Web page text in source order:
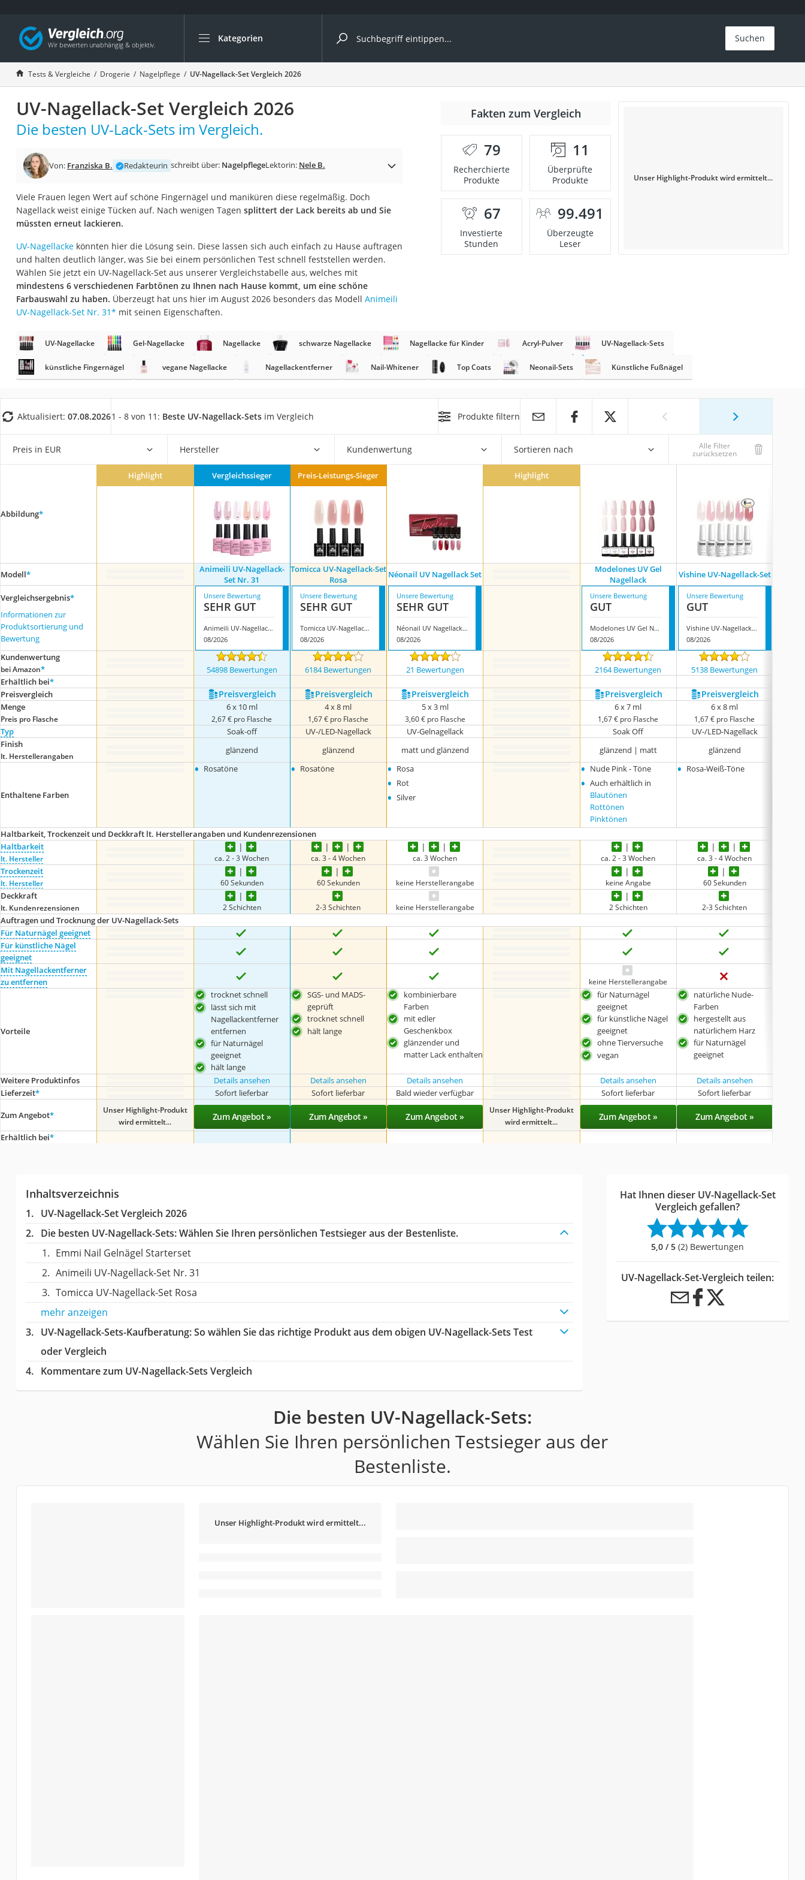
Kategorien
Die beliebtesten Vergleiche nach Kategorie
Drogerie
Inhalator
Haarschneider
Rollator
Braun Rasierer
Katzenklappe (Chip)
Masturbator
Massagepistole
Reisehaartrockner
Eiweißpulver
Magnesiumpräparat
Katzenklappe
Nackenmassagegerät
Zeckenschutz Katze
leichter Haartrockner
Schildkrötenhaus
Massagegerät
Service
Suchen
Tests & Vergleiche Drogerie Nagelpflege UV-Nagellack-Set Vergleich 2026
UV-Nagellack-Set Vergleich 2026
Die besten UV-Lack-Sets im Vergleich.
Von: Franziska B. Redakteurin schreibt über: NagelpflegeLektorin: Nele B.
Viele Frauen legen Wert auf schöne Fingernägel und maniküren diese regelmäßig. Doch
Nagellack weist einige Tücken auf. Nach wenigen Tagen splittert der Lack bereits ab und Sie
müssten erneut lackieren.
UV-Nagellackekönnten hier die Lösung sein. Diese lassen sich auch einfach zu Hause auftragen
und halten deutlich länger, was Sie bei einem persönlichen Test schnell feststellen werden.
Wählen Sie jetzt ein UV-Nagellack-Set aus unserer Vergleichstabelle aus, welches mit
mindestens 6 verschiedenen Farbtönen zu Ihnen nach Hause kommt, um eine schöne
Farbauswahl zu haben. Überzeugt hat uns hier im August 2026 besonders das Modell Animeili
UV-Nagellack-Set Nr. 31* mit seinen Eigenschaften.
Fakten zum Vergleich
79
Recherchierte
Produkte
11
Überprüfte
Produkte
67
Investierte
Stunden
99.491
Überzeugte
Leser
Unser Highlight-Produkt wird ermittelt...
UV-Nagellacke Gel-Nagellacke Nagellacke schwarze Nagellacke Nagellacke für Kinder Acryl-Pulver UV-Nagellack-Sets
künstliche Fingernägel vegane Nagellacke Nagellackentferner Nail-Whitener Top Coats Neonail-Sets Künstliche Fußnägel
Aktualisiert: 07.08.20261 - 8 von 11: Beste UV-Nagellack-Sets im Vergleich Produkte filtern
Preis in EUR Hersteller Kundenwertung Sortieren nach Alle Filter
zurücksetzen
Abbildung*
Highlight Vergleichssieger Preis-Leistungs-Sieger Highlight
Modell*
Animeili UV-Nagellack-
Set Nr. 31
Tomicca UV-Nagellack-Set
Rosa
Néonail UV Nagellack Set
Modelones UV Gel
Nagellack
Vishine UV-Nagellack-Set
Vergleichsergebnis*
Informationen zur
Produktsortierung und
Bewertung
Unsere Bewertung
SEHR GUT
Animeili UV-Nagellack-Set Nr. 31
08/2026
Unsere Bewertung
SEHR GUT
Tomicca UV-Nagellack-Set Rosa
08/2026
Unsere Bewertung
SEHR GUT
Néonail UV Nagellack Set
08/2026
Unsere Bewertung
GUT
Modelones UV Gel Nagellack
08/2026
Unsere Bewertung
GUT
Vishine UV-Nagellack-Set
08/2026
Kundenwertung
bei Amazon* 54898 Bewertungen 6184 Bewertungen 21 Bewertungen 2164 Bewertungen 5138 Bewertungen
Erhältlich bei*
Preis­vergleich
Preis­vergleich Preis­vergleich Preis­vergleich Preis­vergleich Preis­vergleich
Menge
Preis pro Flasche
6 x 10 ml
2,67 € pro Flasche
4 x 8 ml
1,67 € pro Flasche
5 x 3 ml
3,60 € pro Flasche
6 x 7 ml
1,67 € pro Flasche
6 x 8 ml
1,67 € pro Flasche
Typ Soak-off UV-/LED-Nagellack UV-Gelnagellack Soak Off
UV-/LED-Nagellack
Finish
lt. Herstellerangaben
glänzend glänzend matt und glänzend glänzend | matt glänzend
Enthaltene Farben
• Rosatöne • Rosatöne • Rosa
• Rot
• Silver
• Nude Pink - Töne
• Auch erhältlich in
Blautönen
Rottönen
Pinktönen
• Rosa-Weiß-Töne
Haltbarkeit, Trockenzeit und Deckkraft lt. Herstellerangaben und Kundenrezensionen
Haltbarkeit
lt. Hersteller ca. 2 - 3 Wochen ca. 3 - 4 Wochen ca. 3 Wochen ca. 2 - 3 Wochen ca. 3 - 4 Wochen
Trockenzeit
lt. Hersteller 60 Sekunden 60 Sekunden keine Herstellerangabe keine Angabe 60 Sekunden
Deckkraft
lt. Kundenrezensionen 2 Schichten 2-3 Schichten keine Herstellerangabe 2 Schichten 2-3 Schichten
Auftragen und Trocknung der UV-Nagellack-Sets
Für Naturnägel geeignet
Für künstliche Nägel
geeignet
Mit Nagellackentferner
zu entfernen
keine Herstellerangabe
Vorteile
trocknet schnell
lässt sich mit
Nagellackentferner
entfernen
für Naturnägel
geeignet
hält lange
SGS- und MADS-
geprüft
trocknet schnell
hält lange
kombinierbare
Farben
mit edler
Geschenkbox
glänzender und
matter Lack enthalten
für Naturnägel
geeignet
für künstliche Nägel
geeignet
ohne Tierversuche
vegan
natürliche Nude-
Farben
hergestellt aus
natürlichem Harz
für Naturnägel
geeignet
Weitere Produktinfos Details ansehen Details ansehen Details ansehen Details ansehen Details ansehen
Lieferzeit* Sofort lieferbar Sofort lieferbar Bald wieder verfügbar Sofort lieferbar Sofort lieferbar
Zum Angebot*
Unser Highlight-Produkt
wird ermittelt...
Zum Angebot » Zum Angebot » Zum Angebot »
Unser Highlight-Produkt
wird ermittelt...
Zum Angebot » Zum Angebot »
Erhältlich bei*
Inhaltsverzeichnis
UV-Nagellack-Set Vergleich 2026
Die besten UV-Nagellack-Sets:Wählen Sie Ihren persönlichen Testsieger aus der Bestenliste.
Emmi Nail Gelnägel Starterset
Animeili UV-Nagellack-Set Nr. 31
Tomicca UV-Nagellack-Set Rosa
mehr anzeigen
UV-Nagellack-Sets-Kaufberatung: So wählen Sie das richtige Produkt aus dem obigen UV-Nagellack-Sets Test
oder Vergleich
Kommentare zum UV-Nagellack-Sets Vergleich
Hat Ihnen dieser UV-Nagellack-Set
Vergleich gefallen?
5,0 / 5 (2) Bewertungen
UV-Nagellack-Set-Vergleich teilen:
Die besten UV-Nagellack-Sets:
Wählen Sie Ihren persönlichen Testsieger aus der
Bestenliste.
Unser Highlight-Produkt wird ermittelt...